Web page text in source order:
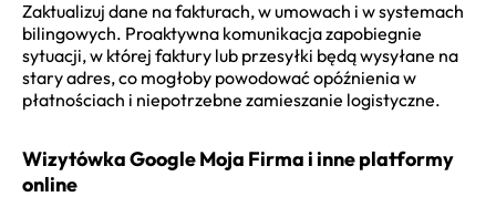
Zaktualizuj dane na fakturach, w umowach i w systemach
bilingowych. Proaktywna komunikacja zapobiegnie
sytuacji, w której faktury lub przesyłki będą wysyłane na
stary adres, co mogłoby powodować opóźnienia w
płatnościach i niepotrzebne zamieszanie logistyczne.
Wizytówka Google Moja Firma i inne platformy
online